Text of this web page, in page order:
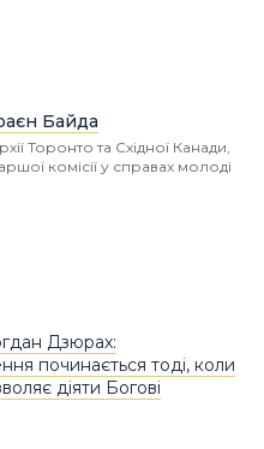
Байда
Торонто та Східної Канади,
комісії у справах молоді
Дзюрах:
починається тоді, коли
діяти Богові